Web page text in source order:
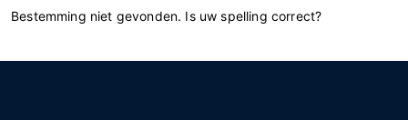
Bestemming niet gevonden. Is uw spelling correct?